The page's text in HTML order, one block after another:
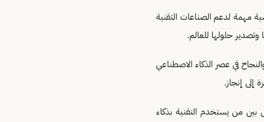
مهمة لدعم الصناعات التقنية
وتصدير حلولها للعالم.
في عصر الذكاء الاصطناعي
إنجاز.
من يستخدم التقنية بذكاء